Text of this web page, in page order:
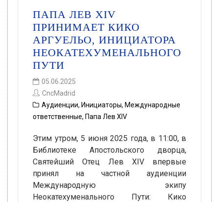
ПАПА ЛЕВ XIV
ПРИНИМАЕТ КИКО
АРГУЕЛЬО, ИНИЦИАТОРА
НЕОКАТЕХУМЕНАЛЬНОГО
ПУТИ
05.06.2025
CncMadrid
Аудиенции, Инициаторы, Международные
ответственные, Папа Лев XIV
Этим утром, 5 июня 2025 года, в 11:00, в
Библиотеке Апостольского дворца,
Святейший Отец Лев XIV впервые
принял на частной аудиенции
Международную экипу
Неокатехуменального Пути: Кико